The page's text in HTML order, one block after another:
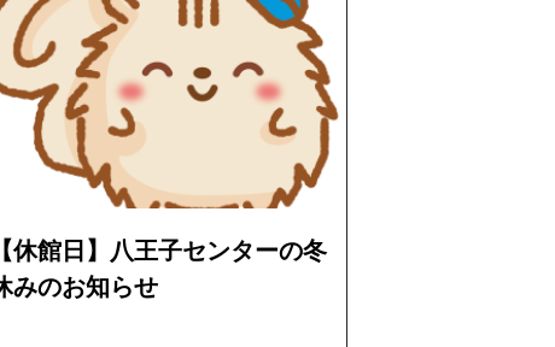
【休館日】八王子センターの冬
みのお知らせ